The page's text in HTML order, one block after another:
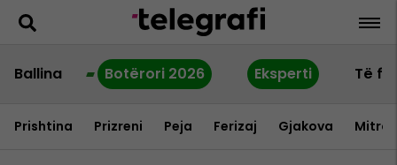
Ballina Botërori 2026 Eksperti Të
Prishtina Prizreni Peja Ferizaj Gjakova